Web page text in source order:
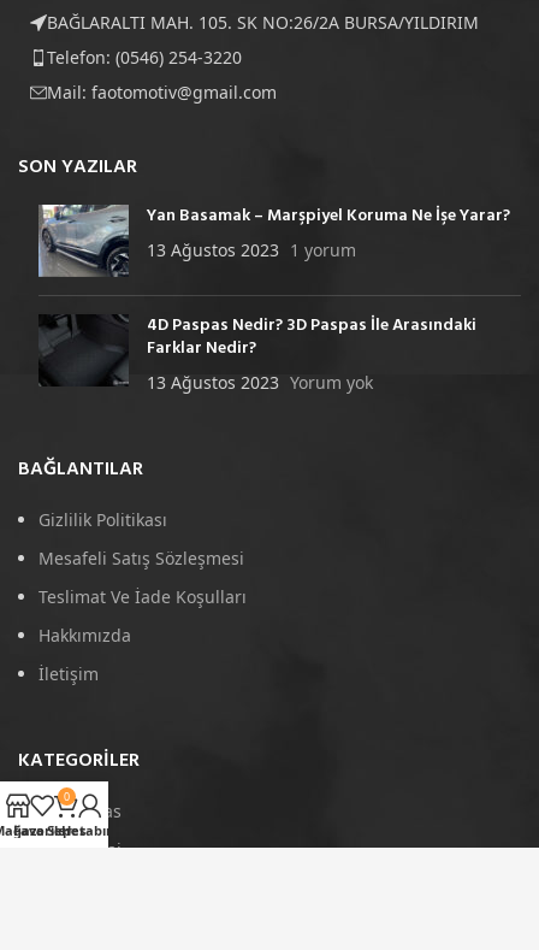
BAĞLARALTI MAH. 105. SK NO:26/2A BURSA/YILDIRIM
Telefon: (0546) 254-3220
Mail: faotomotiv@gmail.com
SON YAZILAR
Yan Basamak – Marşpiyel Koruma Ne İşe Yarar?
13 Ağustos 2023 1 yorum
4D Paspas Nedir? 3D Paspas İle Arasındaki
Farklar Nedir?
13 Ağustos 2023 Yorum yok
BAĞLANTILAR
Gizlilik Politikası
Mesafeli Satış Sözleşmesi
Teslimat Ve İade Koşulları
Hakkımızda
İletişim
KATEGORILER
4D Paspas
Port Bagaj
Favoriler
0
Sepet
Hesabım